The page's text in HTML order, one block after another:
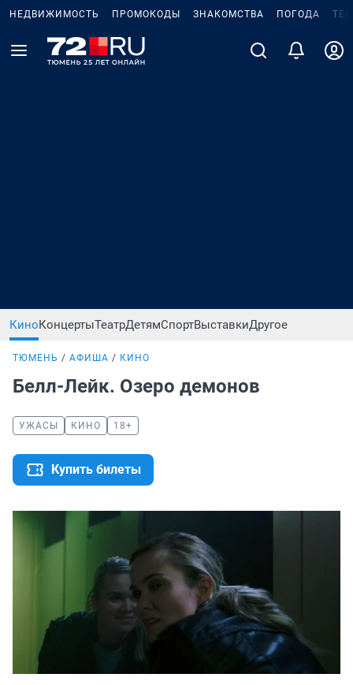
НЕДВИЖИМОСТЬ ПРОМОКОДЫ ЗНАКОМСТВА ПОГОДА
КиноКонцертыТеатрДетямСпортВыставкиДругое
ТЮМЕНЬ АФИША КИНО
Белл-Лейк. Озеро демонов
УЖАСЫ КИНО 18+
Купить билеты